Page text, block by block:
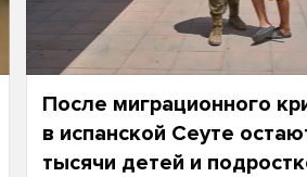
После миграционного
в испанской Сеуте
тысячи детей и